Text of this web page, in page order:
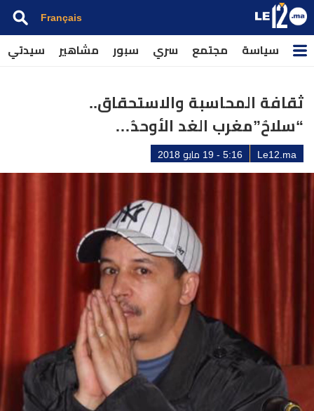
Français
سياسة مجتمع سري سبور مشاهير سيدتي
ثقافة المحاسبة والاستحقاق..
“سلاحُ”مغرب الغد الأوحدُ…
Le12.ma 5:16 - 19 مايو 2018